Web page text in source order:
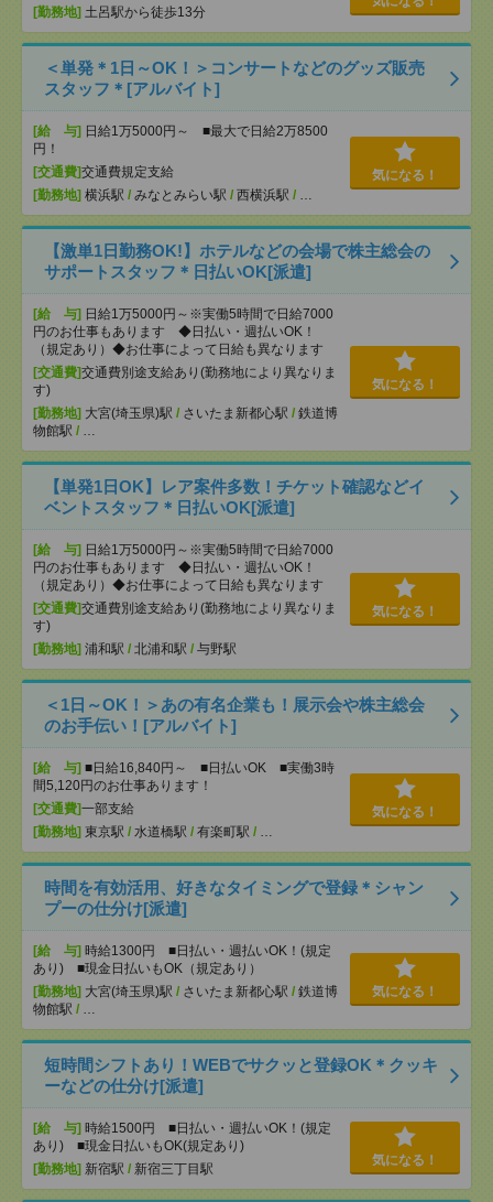
[勤務地] 土呂駅から徒歩13分
＜単発＊1日～OK！＞コンサートなどのグッズ販売
スタッフ＊[アルバイト]
[給 与] 日給1万5000円～ ■最大で日給2万8500
円！
[交通費]交通費規定支給
[勤務地] 横浜駅 / みなとみらい駅 / 西横浜駅 / …
気になる！
【激単1日勤務OK!】ホテルなどの会場で株主総会の
サポートスタッフ＊日払いOK[派遣]
[給 与] 日給1万5000円～※実働5時間で日給7000
円のお仕事もあります ◆日払い・週払いOK！
（規定あり）◆お仕事によって日給も異なります
[交通費]交通費別途支給あり(勤務地により異なりま
す)
[勤務地] 大宮(埼玉県)駅 / さいたま新都心駅 / 鉄道博
物館駅 / …
気になる！
【単発1日OK】レア案件多数！チケット確認などイ
ベントスタッフ＊日払いOK[派遣]
[給 与] 日給1万5000円～※実働5時間で日給7000
円のお仕事もあります ◆日払い・週払いOK！
（規定あり）◆お仕事によって日給も異なります
[交通費]交通費別途支給あり(勤務地により異なりま
す)
[勤務地] 浦和駅 / 北浦和駅 / 与野駅
気になる！
＜1日～OK！＞あの有名企業も！展示会や株主総会
のお手伝い！[アルバイト]
[給 与] ■日給16,840円～ ■日払いOK ■実働3時
間5,120円のお仕事あります！
[交通費]一部支給
[勤務地] 東京駅 / 水道橋駅 / 有楽町駅 / …
気になる！
時間を有効活用、好きなタイミングで登録＊シャン
プーの仕分け[派遣]
[給 与] 時給1300円 ■日払い・週払いOK！(規定
あり) ■現金日払いもOK（規定あり）
[勤務地] 大宮(埼玉県)駅 / さいたま新都心駅 / 鉄道博
物館駅 / …
気になる！
短時間シフトあり！WEBでサクッと登録OK＊クッキ
ーなどの仕分け[派遣]
[給 与] 時給1500円 ■日払い・週払いOK！(規定
あり) ■現金日払いもOK(規定あり)
[勤務地] 新宿駅 / 新宿三丁目駅
気になる！